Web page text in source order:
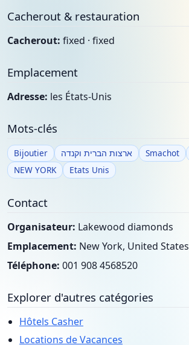
Cacherout & restauration
Cacherout: fixed · fixed
Emplacement
Adresse: les États-Unis
Mots-clés
Bijoutier ארצות הברית וקנדה Smachot
NEW YORK
Etats Unis
Contact
Organisateur: Lakewood diamonds
Emplacement: New York, United States
Téléphone: 001 908 4568520
Explorer d'autres catégories
Hôtels Casher
Locations de Vacances